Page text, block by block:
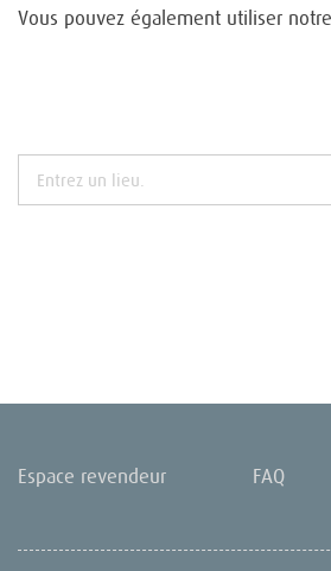
Vous pouvez également utiliser
Espace revendeur FAQ